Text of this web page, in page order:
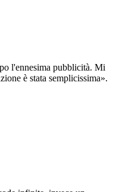
l'ennesima pubblicità. Mi
è stata semplicissima».